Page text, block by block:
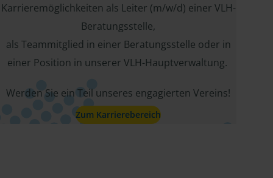
Karrieremöglichkeiten als Leiter (m/w/d) einer VLH-
Beratungsstelle,
als Teammitglied in einer Beratungsstelle oder in
einer Position in unserer VLH-Hauptverwaltung.
Werden Sie ein Teil unseres engagierten Vereins!
Zum Karrierebereich